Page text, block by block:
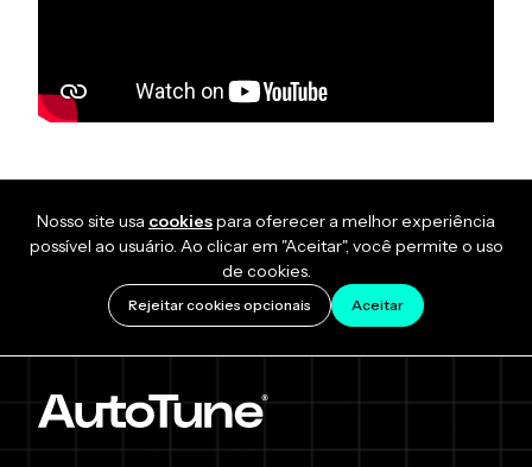
Nosso site usa cookiespara oferecer a melhor experiência
possível ao usuário. Ao clicar em "Aceitar", você permite o uso
de cookies.
Rejeitar cookies opcionais Aceitar